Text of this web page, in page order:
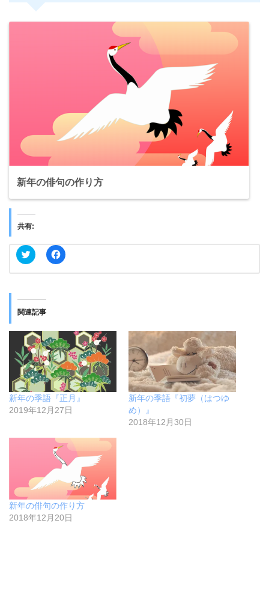
新年の俳句の作り方
共有:
ク
リ
T
w
i
t
e
r
で
共
有
(
新
し
い
ウ
ィ
ウ
す
)
F
a
有
す
る
に
は
ク
リ
ッ
ク
し
て
く
い
(
新
し
い
ウ
ン
ド
ウ
で
関連記事
新年の季語『正月』
2019年12月27日
新年の季語『初夢（はつゆ
め）』
2018年12月30日
新年の俳句の作り方
2018年12月20日